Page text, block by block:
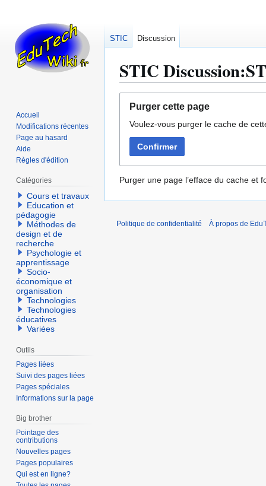
STIC
navigation
recherche
Purger cette page
Voulez-vous purger le cache de
Confirmer
Purger une page l’efface du cache et
STIC Discussion
Accueil
Modifications récentes
Page au hasard
Aide
Règles d'édition
Catégories
Cours et travaux
Education et
pédagogie
Méthodes de
design et de
recherche
Psychologie et
apprentissage
Socio-
économique et
organisation
Technologies
Technologies
éducatives
Variées
Outils
Pages liées
Suivi des pages liées
Pages spéciales
Informations sur la page
Big brother
Pointage des
contributions
Nouvelles pages
Pages populaires
Qui est en ligne?
Politique de confidentialité À propos de